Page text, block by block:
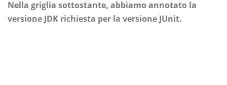
Nella griglia sottostante, abbiamo annotato la
versione JDK richiesta per la versione JUnit.